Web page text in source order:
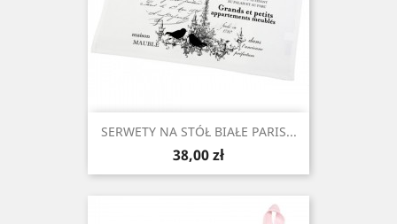
SERWETY NA STÓŁ BIAŁE PARIS...
Cena
38,00 zł